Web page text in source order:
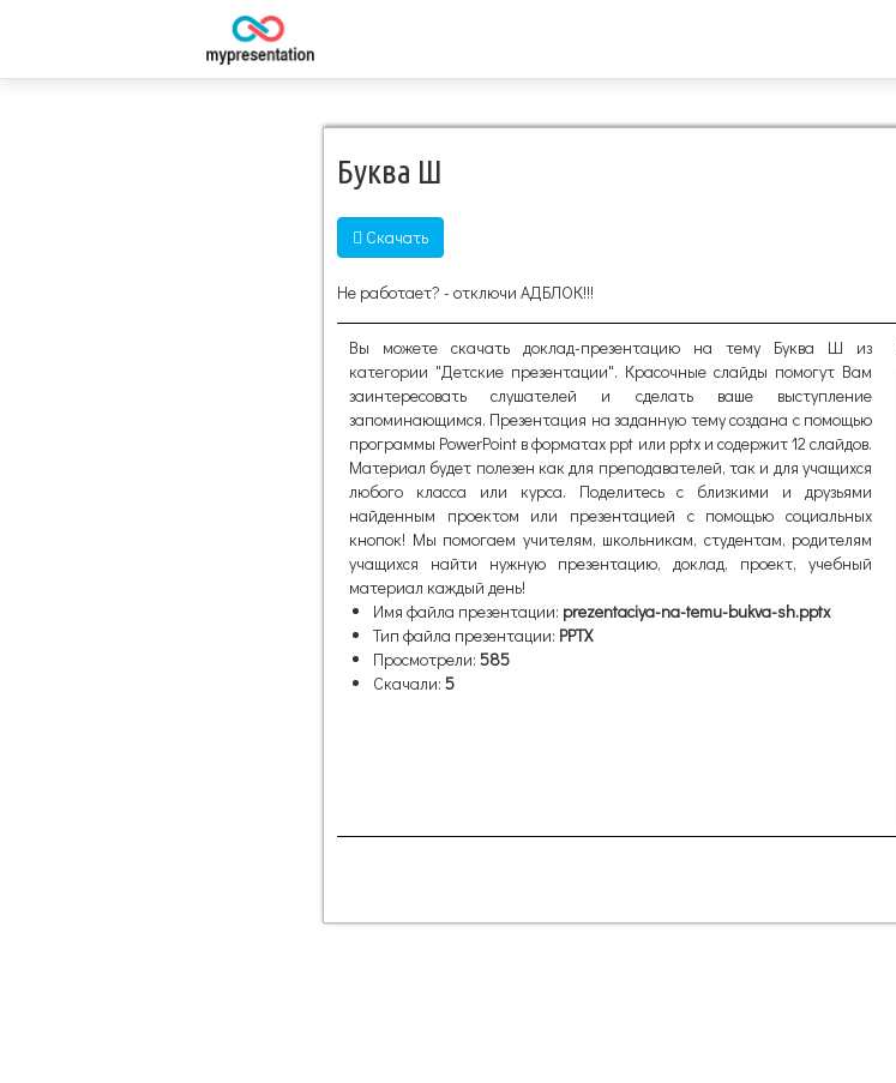
Буква Ш
Скачать
Не работает? - отключи АДБЛОК!!!
Вы можете скачать доклад-презентацию на тему Буква Ш из
категории "Детские презентации". Красочные слайды помогут Вам
заинтересовать слушателей и сделать ваше выступление
запоминающимся. Презентация на заданную тему создана с помощью
программы PowerPoint в форматах ppt или pptx и содержит 12 слайдов.
Материал будет полезен как для преподавателей, так и для учащихся
любого класса или курса. Поделитесь с близкими и друзьями
найденным проектом или презентацией с помощью социальных
кнопок! Мы помогаем учителям, школьникам, студентам, родителям
учащихся найти нужную презентацию, доклад, проект, учебный
материал каждый день!
Имя файла презентации: prezentaciya-na-temu-bukva-sh.pptx
Тип файла презентации: PPTX
Просмотрели: 585
Скачали: 5